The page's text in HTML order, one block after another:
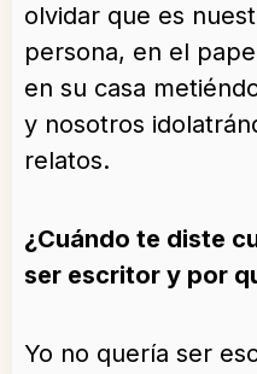
olvidar que es
persona, en el
en su casa
y nosotros
relatos.
¿Cuándo te diste
ser escritor y por
Yo no quería ser